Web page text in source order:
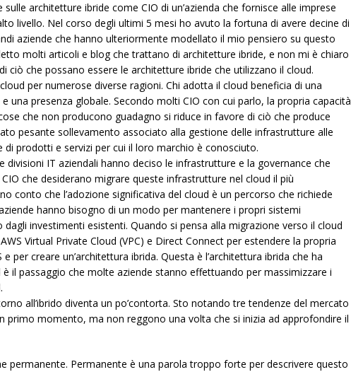
architetture ibride come CIO di un’azienda che fornisce alle imprese
livello. Nel corso degli ultimi 5 mesi ho avuto la fortuna di avere decine di
aziende che hanno ulteriormente modellato il mio pensiero su questo
molti articoli e blog che trattano di architetture ibride, e non mi è chiaro
ciò che possano essere le architetture ibride che utilizzano il cloud.
per numerose diverse ragioni. Chi adotta il cloud beneficia di una
una presenza globale. Secondo molti CIO con cui parlo, la propria capacità
che non producono guadagno si riduce in favore di ciò che produce
pesante sollevamento associato alla gestione delle infrastrutture alle
prodotti e servizi per cui il loro marchio è conosciuto.
IT aziendali hanno deciso le infrastrutture e la governance che
che desiderano migrare queste infrastrutture nel cloud il più
conto che l’adozione significativa del cloud è un percorso che richiede
hanno bisogno di un modo per mantenere i propri sistemi
investimenti esistenti. Quando si pensa alla migrazione verso il cloud
Virtual Private Cloud (VPC) e Direct Connect per estendere la propria
per creare un’architettura ibrida. Questa è l’architettura ibrida che ha
il passaggio che molte aziende stanno effettuando per massimizzare i
all’ibrido diventa un po’contorta. Sto notando tre tendenze del mercato
primo momento, ma non reggono una volta che si inizia ad approfondire il
permanente. Permanente è una parola troppo forte per descrivere questo